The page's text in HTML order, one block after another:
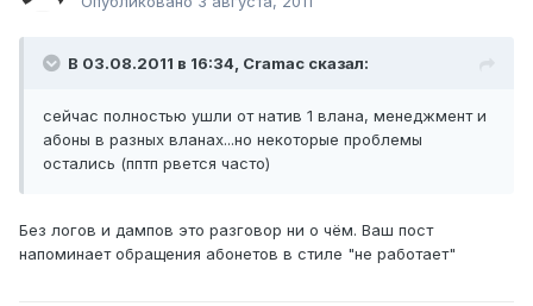
В 03.08.2011 в 16:34, Cramac сказал:
сейчас полностью ушли от натив 1 влана, менеджмент и
абоны в разных вланах...но некоторые проблемы
остались (пптп рвется часто)
Без логов и дампов это разговор ни о чём. Ваш пост
напоминает обращения абонетов в стиле "не работает"